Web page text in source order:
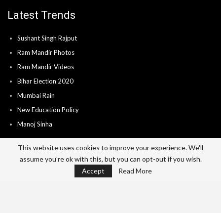
Latest Trends
Sushant Singh Rajput
Ram Mandir Photos
Ram Mandir Videos
Bihar Election 2020
Mumbai Rain
New Education Policy
Manoj Sinha
Home About Advertise
Career
Send News & Video’s
Contact
Privacy Policy
This website uses cookies to improve your experience. We'll
assume you're ok with this, but you can opt-out if you wish.
Accept
Read More